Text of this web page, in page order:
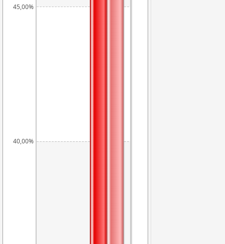
40,00%
45,00%